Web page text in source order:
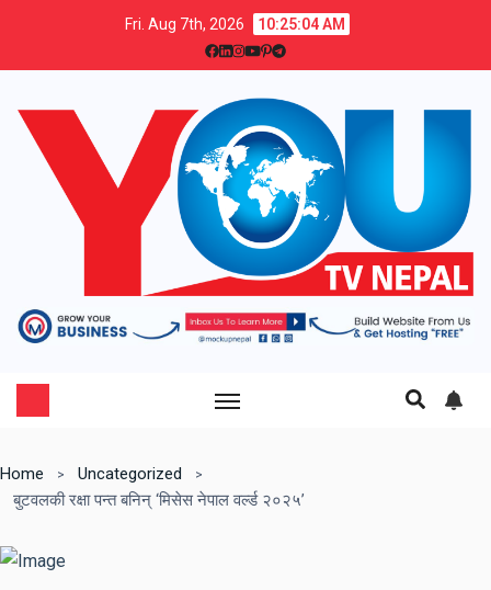
Fri. Aug 7th, 2026 10:25:05 AM
Home
Uncategorized
बुटवलकी रक्षा पन्त बनिन् ‘मिसेस नेपाल वर्ल्ड २०२५’